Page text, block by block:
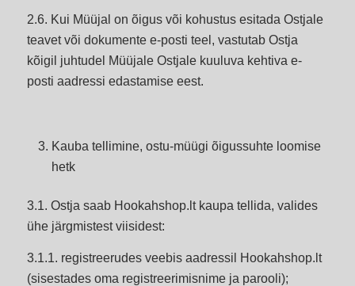
2.6. Kui Müüjal on õigus või kohustus esitada Ostjale
teavet või dokumente e-posti teel, vastutab Ostja
kõigil juhtudel Müüjale Ostjale kuuluva kehtiva e-
posti aadressi edastamise eest.
Kauba tellimine, ostu-müügi õigussuhte loomise
hetk
3.1. Ostja saab Hookahshop.lt kaupa tellida, valides
ühe järgmistest viisidest:
3.1.1. registreerudes veebis aadressil Hookahshop.lt
(sisestades oma registreerimisnime ja parooli);